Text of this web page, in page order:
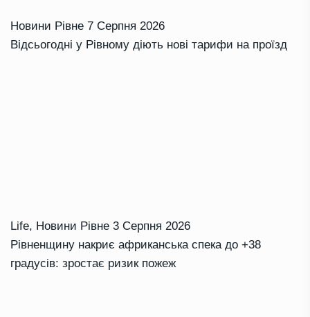
Новини Рівне 7 Серпня 2026
Відсьогодні у Рівному діють нові тарифи на проїзд
Life, Новини Рівне 3 Серпня 2026
Рівненщину накриє африканська спека до +38
градусів: зростає ризик пожеж